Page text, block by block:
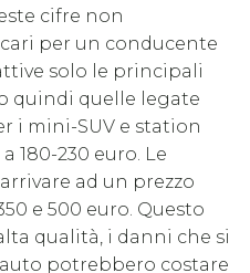
cifre non
per un conducente
solo le principali
quindi quelle legate
i mini-SUV e station
180-230 euro. Le
ad un prezzo
e 500 euro. Questo
qualità, i danni che si
potrebbero costare